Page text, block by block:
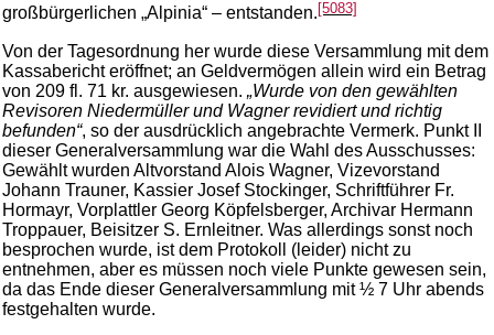
großbürgerlichen „Alpinia“ – entstanden.[5083]
Von der Tagesordnung her wurde diese Versammlung mit dem
Kassabericht eröffnet; an Geldvermögen allein wird ein Betrag
von 209 fl. 71 kr. ausgewiesen. „Wurde von den gewählten
Revisoren Niedermüller und Wagner revidiert und richtig
befunden“, so der ausdrücklich angebrachte Vermerk. Punkt II
dieser Generalversammlung war die Wahl des Ausschusses:
Gewählt wurden Altvorstand Alois Wagner, Vizevorstand
Johann Trauner, Kassier Josef Stockinger, Schriftführer Fr.
Hormayr, Vorplattler Georg Köpfelsberger, Archivar Hermann
Troppauer, Beisitzer S. Ernleitner. Was allerdings sonst noch
besprochen wurde, ist dem Protokoll (leider) nicht zu
entnehmen, aber es müssen noch viele Punkte gewesen sein,
da das Ende dieser Generalversammlung mit ½ 7 Uhr abends
festgehalten wurde.